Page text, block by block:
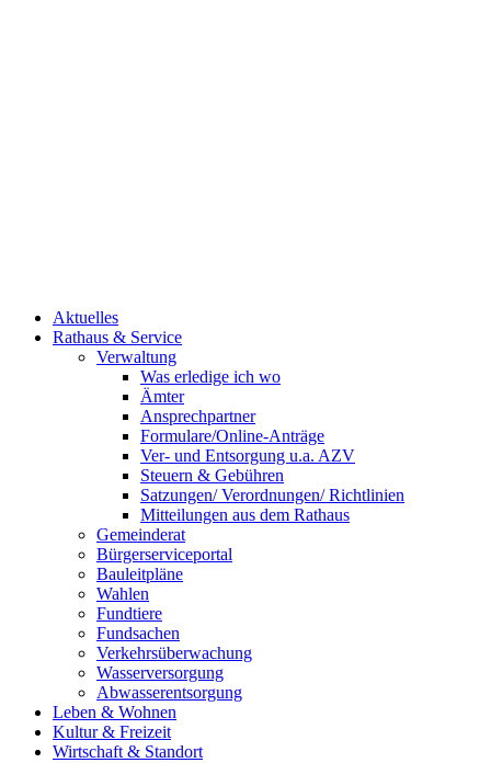
Aktuelles
Rathaus & Service
Verwaltung
Was erledige ich wo
Ämter
Ansprechpartner
Formulare/Online-Anträge
Ver- und Entsorgung u.a. AZV
Steuern & Gebühren
Satzungen/ Verordnungen/ Richtlinien
Mitteilungen aus dem Rathaus
Gemeinderat
Bürgerserviceportal
Bauleitpläne
Wahlen
Fundtiere
Fundsachen
Verkehrsüberwachung
Wasserversorgung
Abwasserentsorgung
Leben & Wohnen
Kultur & Freizeit
Wirtschaft & Standort